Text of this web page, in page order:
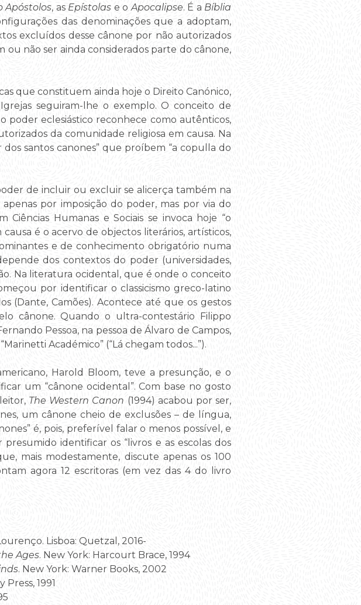
Apóstolos, as Epístolas e oApocalipse. É a Bíblia
das denominações que a adoptam,
excluídos desse cânone por não autorizados
ou não ser ainda considerados parte do cânone,
que constituem ainda hoje o Direito Canónico,
seguiram-lhe o exemplo. O conceito de
poder eclesiástico reconhece como autênticos,
da comunidade religiosa em causa. Na
dos santos canones” que proíbem “a copulla do
de incluir ou excluir se alicerça também na
por imposição do poder, mas por via do
Ciências Humanas e Sociais se invoca hoje “o
é o acervo de objectos literários, artísticos,
e de conhecimento obrigatório numa
dos contextos do poder (universidades,
Na literatura ocidental, que é onde o conceito
por identificar o classicismo greco-latino
(Dante, Camões). Acontece até que os gestos
cânone. Quando o ultra-contestário Filippo
Pessoa, na pessoa de Álvaro de Campos,
Académico” (“Lá chegam todos...”).
Harold Bloom, teve a presunção, e o
um “cânone ocidental”. Com base no gosto
The Western Canon (1994) acabou por ser,
um cânone cheio de exclusões – de língua,
é, pois, preferível falar o menos possível, e
identificar os “livros e as escolas dos
mais modestamente, discute apenas os 100
agora 12 escritoras (em vez das 4 do livro
Lisboa: Quetzal, 2016-
Ages. New York: Harcourt Brace, 1994
. New York: Warner Books, 2002
1991